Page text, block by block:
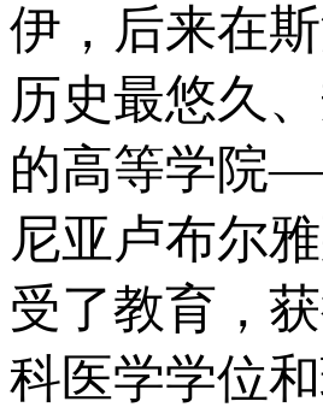
伊，后来在
历史最悠久
的高等学院
尼亚卢布尔
受了教育，
科医学学位